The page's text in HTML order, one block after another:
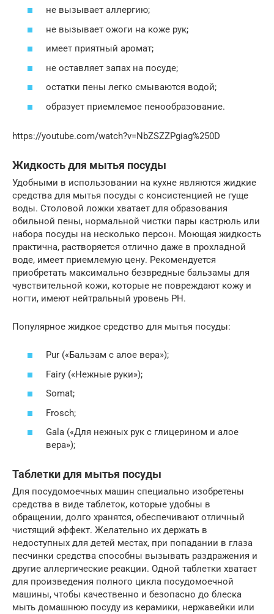
не вызывает аллергию;
не вызывает ожоги на коже рук;
имеет приятный аромат;
не оставляет запах на посуде;
остатки пены легко смываются водой;
образует приемлемое пенообразование.
https://youtube.com/watch?v=NbZSZZPgiag%250D
Жидкость для мытья посуды
Удобными в использовании на кухне являются жидкие
средства для мытья посуды с консистенцией не гуще
воды. Столовой ложки хватает для образования
обильной пены, нормальной чистки пары кастрюль или
набора посуды на несколько персон. Моющая жидкость
практична, растворяется отлично даже в прохладной
воде, имеет приемлемую цену. Рекомендуется
приобретать максимально безвредные бальзамы для
чувствительной кожи, которые не повреждают кожу и
ногти, имеют нейтральный уровень PH.
Популярное жидкое средство для мытья посуды:
Pur («Бальзам с алое вера»);
Fairy («Нежные руки»);
Somat;
Frosch;
Gala («Для нежных рук с глицерином и алое
вера»);
Таблетки для мытья посуды
Для посудомоечных машин специально изобретены
средства в виде таблеток, которые удобны в
обращении, долго хранятся, обеспечивают отличный
чистящий эффект. Желательно их держать в
недоступных для детей местах, при попадании в глаза
песчинки средства способны вызывать раздражения и
другие аллергические реакции. Одной таблетки хватает
для произведения полного цикла посудомоечной
машины, чтобы качественно и безопасно до блеска
мыть домашнюю посуду из керамики, нержавейки или